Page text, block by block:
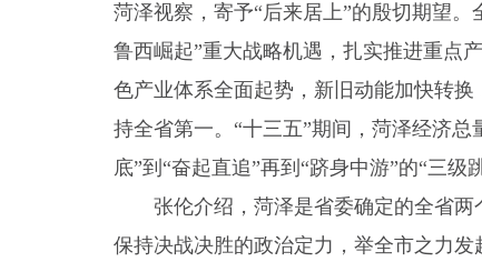
菏泽视察，寄予“后来居上”的殷切期望。
鲁西崛起”重大战略机遇，扎实推进重点
色产业体系全面起势，新旧动能加快转
持全省第一。“十三五”期间，菏泽经济
底”到“奋起直追”再到“跻身中游”的“三级跳
张伦介绍，菏泽是省委确定的全省
保持决战决胜的政治定力，举全市之力